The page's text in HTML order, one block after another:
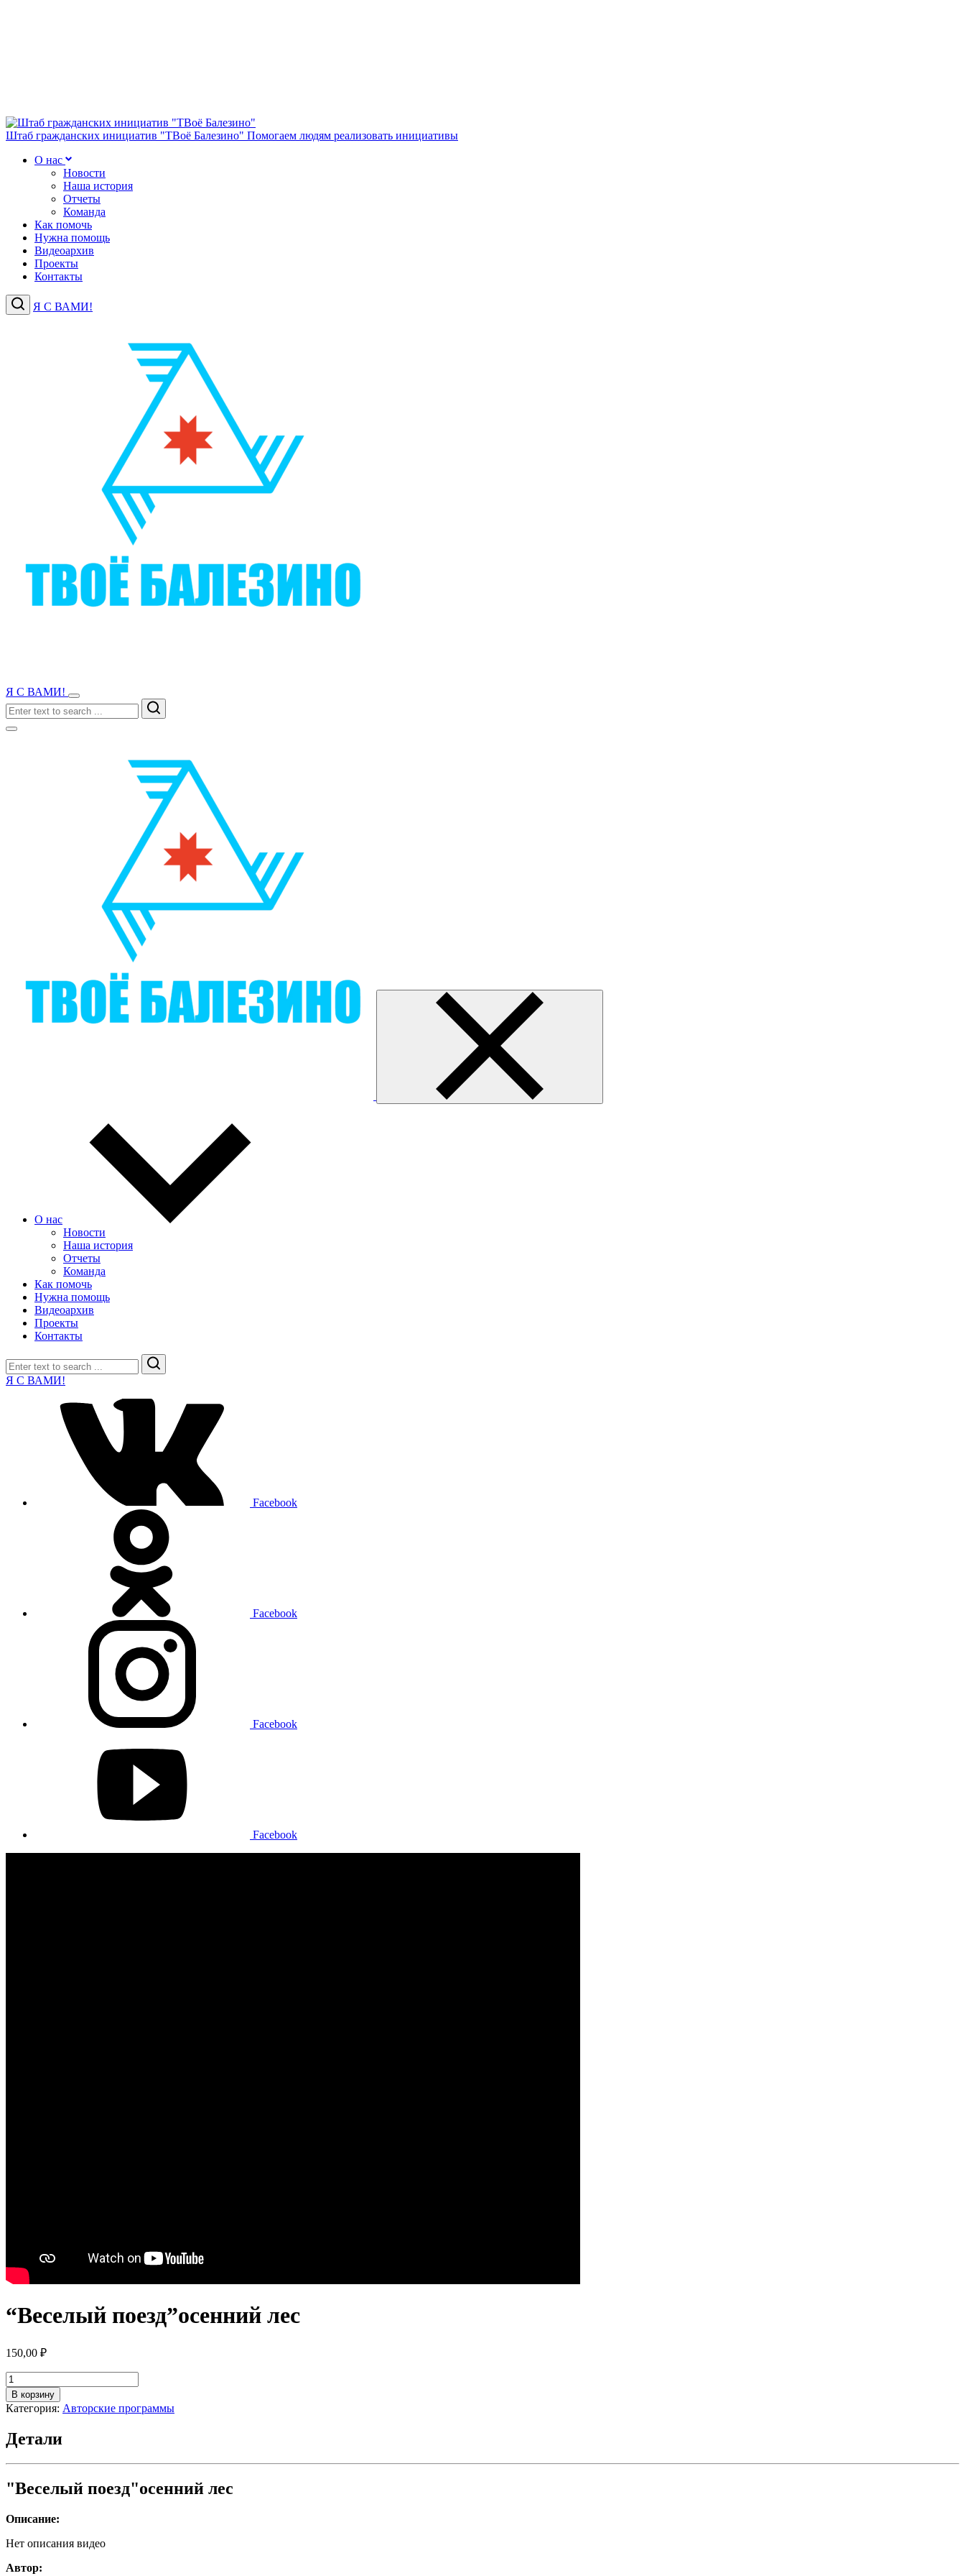
Штаб гражданских инициатив "ТВоё Балезино" Помогаем людям реализовать инициативы
О нас
Новости
Наша история
Отчеты
Команда
Как помочь
Нужна помощь
Видеоархив
Проекты
Контакты
Я С ВАМИ!
Я С ВАМИ!
Search
О нас
Новости
Наша история
Отчеты
Команда
Как помочь
Нужна помощь
Видеоархив
Проекты
Контакты
Search
Я С ВАМИ!
Facebook
Facebook
Facebook
Facebook
“Веселый поезд”осенний лес
150,00 ₽
Количество
товара
"Веселый
поезд"осенний
В корзину
Категория: Авторские программы
Детали
"Веселый поезд"осенний лес
Описание:
Нет описания видео
Автор: